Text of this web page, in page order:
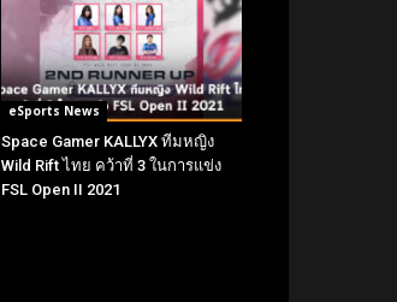
eSports News
Space Gamer KALLYX ทีมหญิง
Wild Rift ไทย คว้าที่ 3 ในการแข่ง
FSL Open II 2021